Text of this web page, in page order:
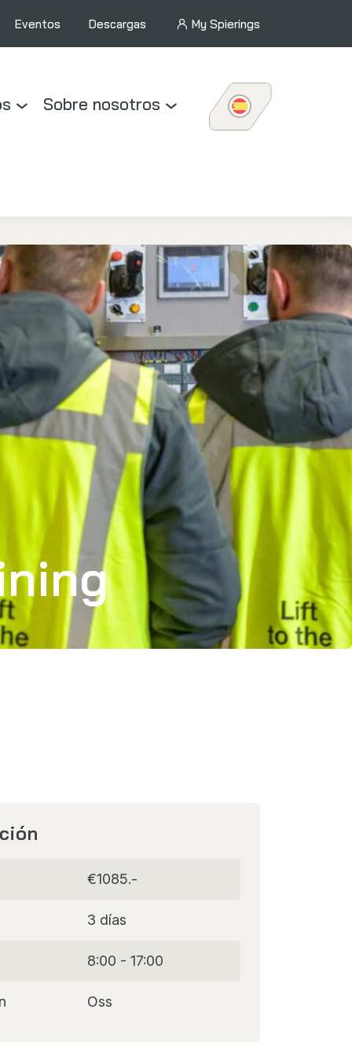
Eventos Descargas My Spierings
Sobre nosotros
€1085.-
3 días
8:00 - 17:00
Oss